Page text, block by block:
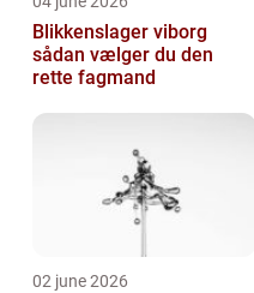
Blikkenslager viborg
sådan vælger du den
rette fagmand
02 june 2026